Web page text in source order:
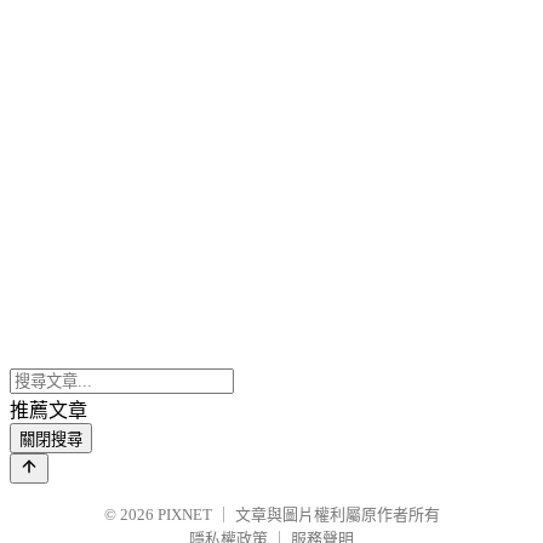
推薦文章
關閉搜尋
© 2026 PIXNET
文章與圖片權利屬原作者所有
隱私權政策
服務聲明